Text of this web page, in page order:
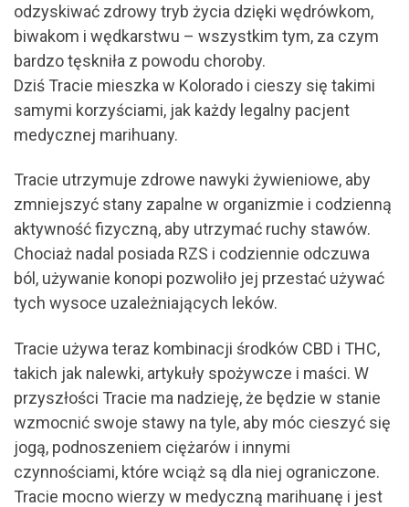
odzyskiwać zdrowy tryb życia dzięki wędrówkom,
biwakom i wędkarstwu – wszystkim tym, za czym
bardzo tęskniła z powodu choroby.
Dziś Tracie mieszka w Kolorado i cieszy się takimi
samymi korzyściami, jak każdy legalny pacjent
medycznej marihuany.
Tracie utrzymuje zdrowe nawyki żywieniowe, aby
zmniejszyć stany zapalne w organizmie i codzienną
aktywność fizyczną, aby utrzymać ruchy stawów.
Chociaż nadal posiada RZS i codziennie odczuwa
ból, używanie konopi pozwoliło jej przestać używać
tych wysoce uzależniających leków.
Tracie używa teraz kombinacji środków CBD i THC,
takich jak nalewki, artykuły spożywcze i maści. W
przyszłości Tracie ma nadzieję, że będzie w stanie
wzmocnić swoje stawy na tyle, aby móc cieszyć się
jogą, podnoszeniem ciężarów i innymi
czynnościami, które wciąż są dla niej ograniczone.
Tracie mocno wierzy w medyczną marihuanę i jest